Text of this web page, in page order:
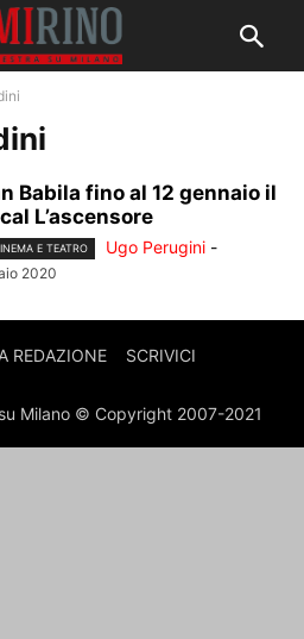
Babila fino al 12 gennaio il
L’ascensore
E TEATRO Ugo Perugini -
2020
REDAZIONE SCRIVICI
Milano © Copyright 2007-2021